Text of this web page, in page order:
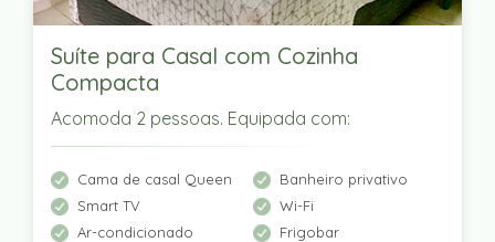
Suíte para Casal com Cozinha
Compacta
Acomoda 2 pessoas. Equipada com:
Cama de casal Queen
Banheiro privativo
Smart TV
Wi-Fi
Ar-condicionado
Frigobar